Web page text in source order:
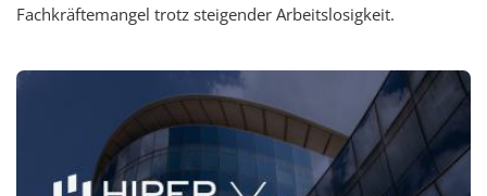
Fachkräftemangel trotz steigender Arbeitslosigkeit.